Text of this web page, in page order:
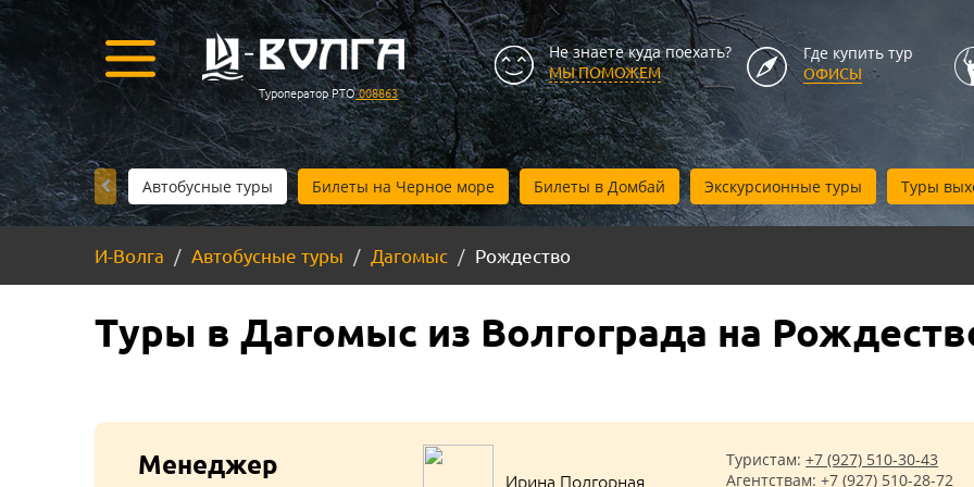
Туроператор РТО008863
Не знаете куда поехать?
МЫ ПОМОЖЕМ
Где купить тур
ОФИСЫ
Автобусные туры Билеты на Черное море Билеты в Домбай Экскурсионные туры Туры
И-Волга Автобусные туры Дагомыс Рождество
Туры в Дагомыс из Волгограда на
Менеджер
Ирина Подгорная
Туристам:+7 (927) 510-30-43
Агентствам:+7 (927) 510-28-72